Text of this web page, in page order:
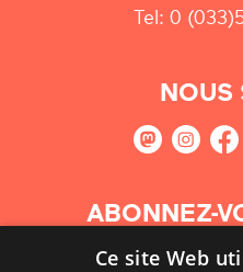
Tel: 0
NOUS
ABONNEZ-
Ce site Web